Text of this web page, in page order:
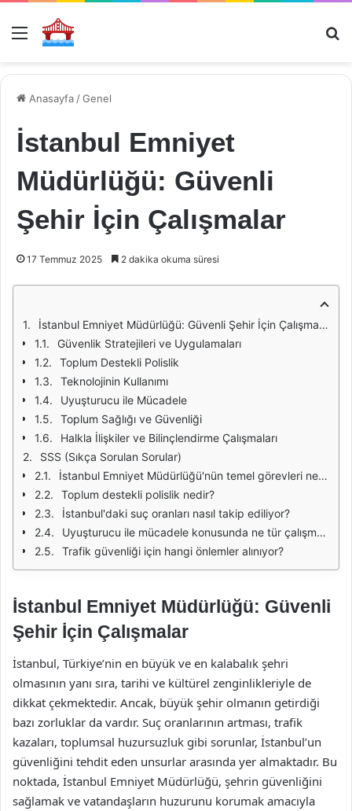
Menü
Anasayfa /Genel
İstanbul Emniyet
Müdürlüğü: Güvenli
Şehir İçin Çalışmalar
17 Temmuz 2025 2 dakika okuma süresi
İstanbul Emniyet Müdürlüğü: Güvenli Şehir İçin Çalışmalar
Güvenlik Stratejileri ve Uygulamaları
Toplum Destekli Polislik
Teknolojinin Kullanımı
Uyuşturucu ile Mücadele
Toplum Sağlığı ve Güvenliği
Halkla İlişkiler ve Bilinçlendirme Çalışmaları
SSS (Sıkça Sorulan Sorular)
İstanbul Emniyet Müdürlüğü'nün temel görevleri nelerdir?
Toplum destekli polislik nedir?
İstanbul'daki suç oranları nasıl takip ediliyor?
Uyuşturucu ile mücadele konusunda ne tür çalışmalar yapılıyor?
Trafik güvenliği için hangi önlemler alınıyor?
İstanbul Emniyet Müdürlüğü: Güvenli
Şehir İçin Çalışmalar
İstanbul, Türkiye’nin en büyük ve en kalabalık şehri
olmasının yanı sıra, tarihi ve kültürel zenginlikleriyle de
dikkat çekmektedir. Ancak, büyük şehir olmanın getirdiği
bazı zorluklar da vardır. Suç oranlarının artması, trafik
kazaları, toplumsal huzursuzluk gibi sorunlar, İstanbul’un
güvenliğini tehdit eden unsurlar arasında yer almaktadır. Bu
noktada, İstanbul Emniyet Müdürlüğü, şehrin güvenliğini
sağlamak ve vatandaşların huzurunu korumak amacıyla